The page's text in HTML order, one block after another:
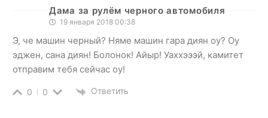
Дама за рулём черного автомобиля
19 января 2018 00:38
Э, че машин черный? Няме машин гара диян оу? Оу
эджен, сана диян! Болонок! Айыр! Уаххэээй, камитет
отправим тебя сейчас оу!
0 0 Ответить